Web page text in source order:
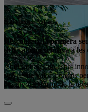
Hub Empresa València
Descobreix la primera
dedicat en exclusiva a les
Aquí trobaràs un espai
serveis de valor, pensats
desenvolupament de la